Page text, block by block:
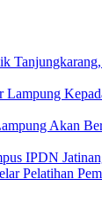
Akan
IPDN
Pelatihan